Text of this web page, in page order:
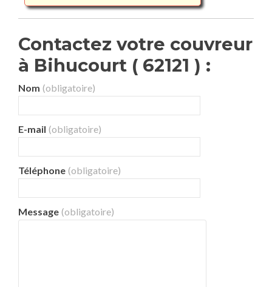
Contactez votre couvreur
à Bihucourt ( 62121 ) :
Nom (obligatoire)
E-mail (obligatoire)
Téléphone (obligatoire)
Message (obligatoire)